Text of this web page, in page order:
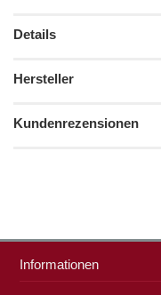
Details
Hersteller
Kundenrezensionen
Informationen